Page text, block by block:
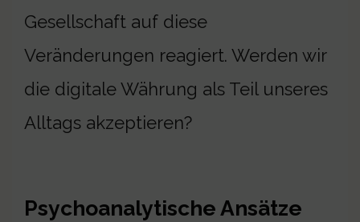
Gesellschaft auf diese
Veränderungen reagiert. Werden wir
die digitale Währung als Teil unseres
Alltags akzeptieren?
Psychoanalytische Ansätze